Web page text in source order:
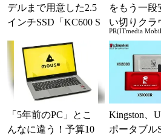
デルまで用意した2.5
インチSSD「KC600 S
をもう一段
い切りクラ
レージ
PR(ITmedia
「5年前のPC」とこ
んなに違う！予算10
Kingston、
ポータブル